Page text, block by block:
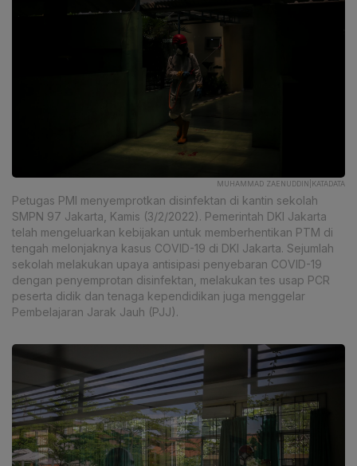
MUHAMMAD ZAENUDDIN|KATADATA
Petugas PMI menyemprotkan disinfektan di kantin sekolah
SMPN 97 Jakarta, Kamis (3/2/2022). Pemerintah DKI Jakarta
telah mengeluarkan kebijakan untuk memberhentikan PTM di
tengah melonjaknya kasus COVID-19 di DKI Jakarta. Sejumlah
sekolah melakukan upaya antisipasi penyebaran COVID-19
dengan penyemprotan disinfektan, melakukan tes usap PCR
peserta didik dan tenaga kependidikan juga menggelar
Pembelajaran Jarak Jauh (PJJ).